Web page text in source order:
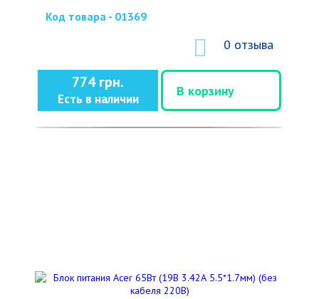
Код товара - 01369
0 отзыва
774 грн.
Есть в наличии
В корзину